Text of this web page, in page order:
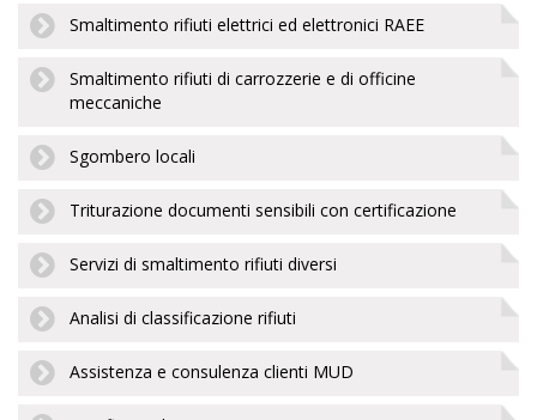
Smaltimento rifiuti elettrici ed elettronici RAEE
Smaltimento rifiuti di carrozzerie e di officine
meccaniche
Sgombero locali
Triturazione documenti sensibili con certificazione
Servizi di smaltimento rifiuti diversi
Analisi di classificazione rifiuti
Assistenza e consulenza clienti MUD